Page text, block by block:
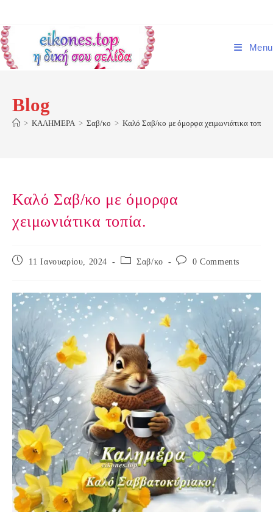
content
Menu
Blog
> ΚΑΛΗΜΕΡΑ > Σαβ/κο > Καλό Σαβ/κο με όμορφα χειμωνιάτικα τοπία.
Καλό Σαβ/κο με όμορφα
χειμωνιάτικα τοπία.
Post
11 Ιανουαρίου, 2024
Post Σαβ/κο
Post 0 Comments